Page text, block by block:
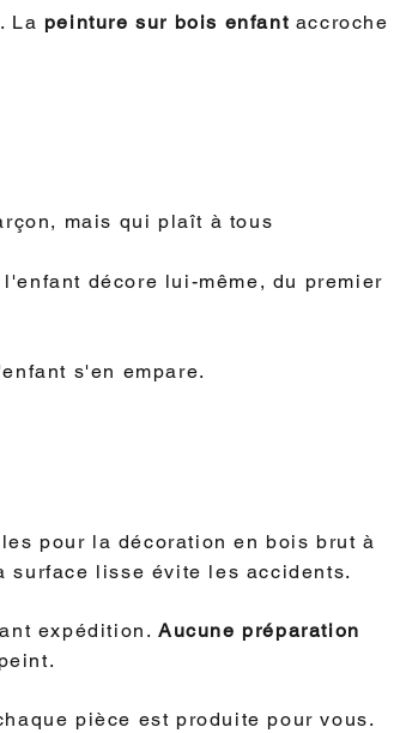
La peinture sur bois enfant accroche
mais qui plaît à tous
décore lui-même, du premier
s'en empare.
pour la décoration en bois brut à
surface lisse évite les accidents.
expédition. Aucune préparation
pièce est produite pour vous.